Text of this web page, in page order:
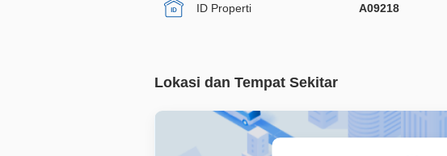
ID Properti A09218
Lokasi dan Tempat Sekitar